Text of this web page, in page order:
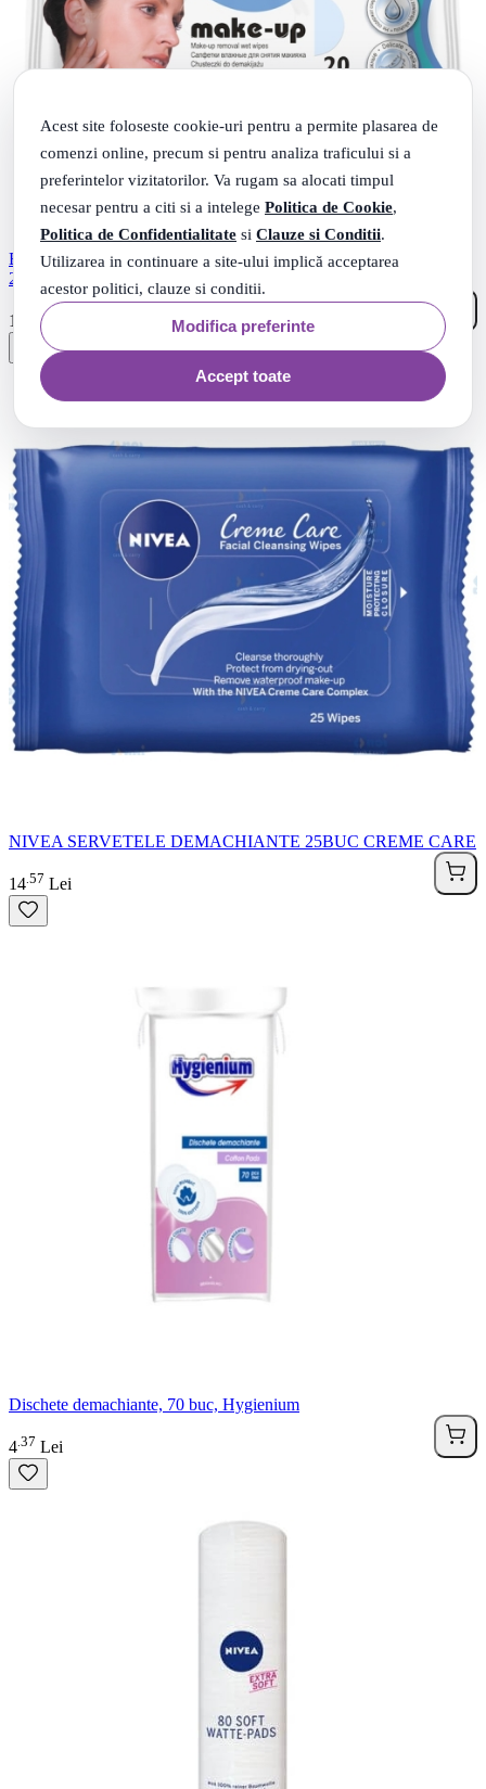
Acest site foloseste cookie-uri pentru a permite plasarea de
comenzi online, precum si pentru analiza traficului si a
preferintelor vizitatorilor. Va rugam sa alocati timpul
necesar pentru a citi si a intelege Politica de Cookie,
Politica de Confidentialitate si Clauze si Conditii.
Utilizarea in continuare a site-ului implică acceptarea
acestor politici, clauze si conditii.
Modifica preferinte
Accept toate
BELLA SERVETELE DEMACHIANTE ALOE&HIBISCUS
20BUC
10 16
NIVEA SERVETELE DEMACHIANTE 25BUC CREME CARE
14 57 Lei
Dischete demachiante, 70 buc, Hygienium
4 37 Lei